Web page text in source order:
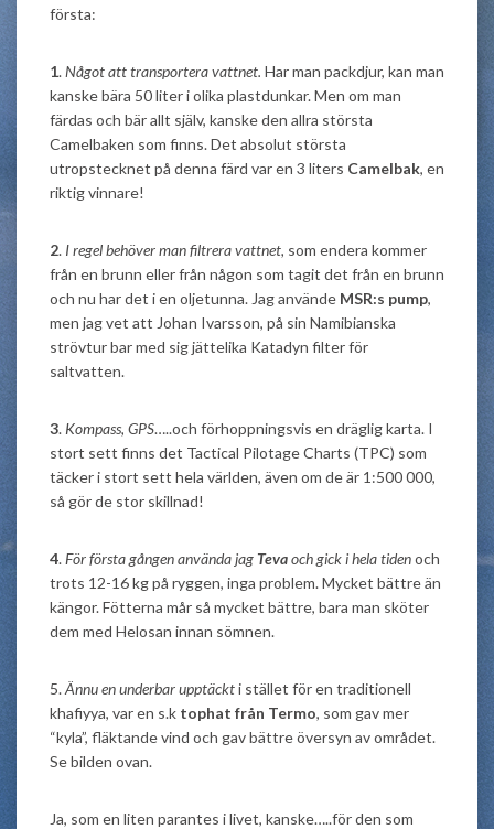
första:
1.Något att transportera vattnet. Har man packdjur, kan man
kanske bära 50 liter i olika plastdunkar. Men om man
färdas och bär allt själv, kanske den allra största
Camelbaken som finns. Det absolut största
utropstecknet på denna färd var en 3 liters Camelbak, en
riktig vinnare!
2. I regel behöver man filtrera vattnet, som endera kommer
från en brunn eller från någon som tagit det från en brunn
och nu har det i en oljetunna. Jag använde MSR:s pump,
men jag vet att Johan Ivarsson, på sin Namibianska
strövtur bar med sig jättelika Katadyn filter för
saltvatten.
3. Kompass, GPS…..och förhoppningsvis en dräglig karta. I
stort sett finns det Tactical Pilotage Charts (TPC) som
täcker i stort sett hela världen, även om de är 1:500 000,
så gör de stor skillnad!
4.För första gången använda jag Tevaoch gick i hela tidenoch
trots 12-16 kg på ryggen, inga problem. Mycket bättre än
kängor. Fötterna mår så mycket bättre, bara man sköter
dem med Helosan innan sömnen.
5.Ännu en underbar upptäckti stället för en traditionell
khafiyya, var en s.k tophat från Termo, som gav mer
“kyla”, fläktande vind och gav bättre översyn av området.
Se bilden ovan.
Ja, som en liten parantes i livet, kanske…..för den som